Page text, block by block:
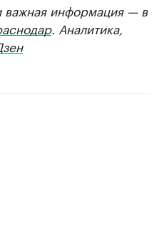
важная информация — в
. Аналитика,